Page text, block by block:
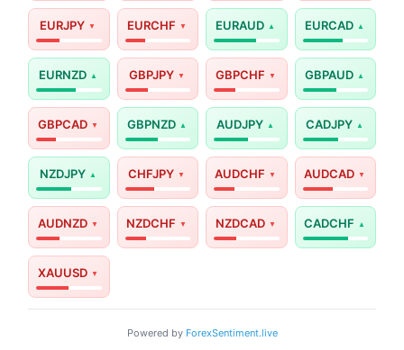
EURJPY EURCHF EURAUD EURCAD
EURNZD GBPJPY GBPCHF GBPAUD
GBPCAD GBPNZD AUDJPY CADJPY
NZDJPY CHFJPY AUDCHF AUDCAD
AUDNZD NZDCHF NZDCAD CADCHF
XAUUSD
Powered by ForexSentiment.live